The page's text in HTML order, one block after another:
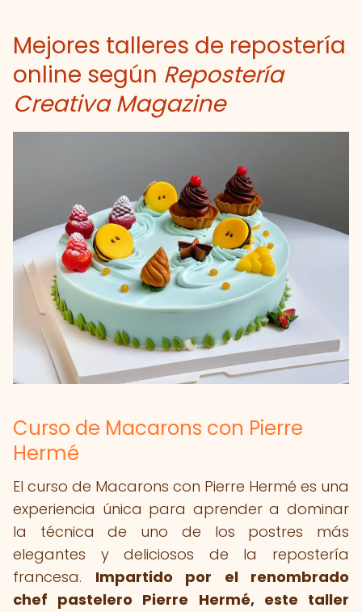
Mejores talleres de repostería
online según Repostería
Creativa Magazine
Curso de Macarons con Pierre
Hermé
El curso de Macarons con Pierre Hermé es una
experiencia única para aprender a dominar
la técnica de uno de los postres más
elegantes y deliciosos de la repostería
francesa. Impartido por el renombrado
chef pastelero Pierre Hermé, este taller